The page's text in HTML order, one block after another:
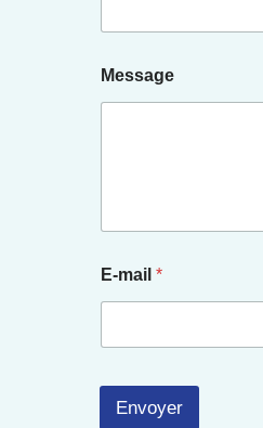
Message
E-mail*
Envoyer